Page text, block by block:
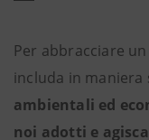
Per abbracciare
includa in maniera
ambientali ed
noi adotti e